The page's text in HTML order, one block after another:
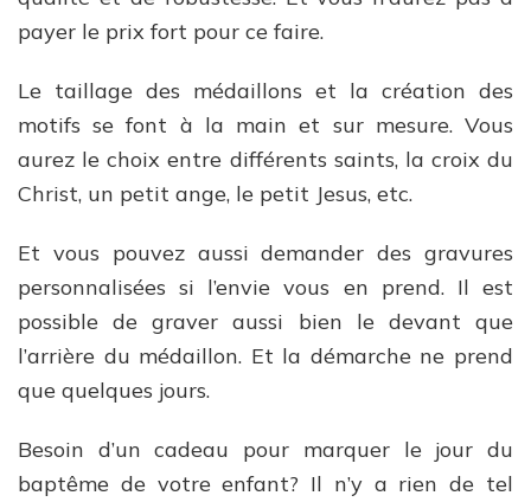
payer le prix fort pour ce faire.
Le taillage des médaillons et la création des
motifs se font à la main et sur mesure. Vous
aurez le choix entre différents saints, la croix du
Christ, un petit ange, le petit Jesus, etc.
Et vous pouvez aussi demander des gravures
personnalisées si l’envie vous en prend. Il est
possible de graver aussi bien le devant que
l’arrière du médaillon. Et la démarche ne prend
que quelques jours.
Besoin d’un cadeau pour marquer le jour du
baptême de votre enfant? Il n’y a rien de tel